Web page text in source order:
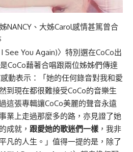
NANCY、大姊Carol感情甚篤曾合
You Again)〉特別選在CoCo出
CoCo藉著合唱跟兩位姊姊們傳達
動表示：「她的任何錄音對我和愛
到現在都很難接受CoCo的音樂生
這張專輯讓CoCo美麗的聲音永遠
業上走過那麼多的路，亦見證了她
成就， 跟愛她的歌迷們一樣 ，我非
凡的人生。」值得一提的是，除了